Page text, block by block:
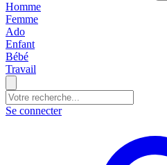
Homme
Femme
Ado
Enfant
Bébé
Travail
Se connecter